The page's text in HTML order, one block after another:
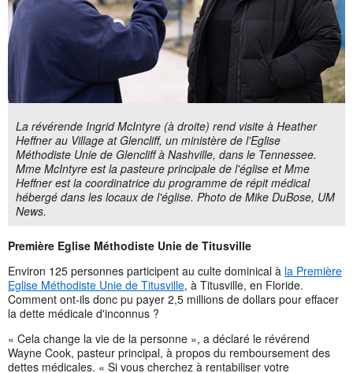
La révérende Ingrid McIntyre (à droite) rend visite à Heather
Heffner au Village at Glencliff, un ministère de l'Eglise
Méthodiste Unie de Glencliff à Nashville, dans le Tennessee.
Mme McIntyre est la pasteure principale de l'église et Mme
Heffner est la coordinatrice du programme de répit médical
hébergé dans les locaux de l'église. Photo de Mike DuBose, UM
News.
Première Eglise Méthodiste Unie de Titusville
Environ 125 personnes participent au culte dominical à la Première
Eglise Méthodiste Unie de Titusville, à Titusville, en Floride.
Comment ont-ils donc pu payer 2,5 millions de dollars pour effacer
la dette médicale d'inconnus ?
« Cela change la vie de la personne », a déclaré le révérend
Wayne Cook, pasteur principal, à propos du remboursement des
dettes médicales. « Si vous cherchez à rentabiliser votre